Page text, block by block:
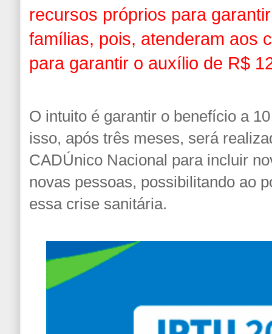
recursos próprios para
famílias, pois, atenderam aos
para garantir o auxílio de R$
O intuito é garantir o benefício a
isso, após três meses, será
CADÚnico Nacional para incluir
novas pessoas, possibilitando ao
essa crise sanitária.